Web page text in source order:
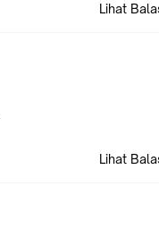
Lihat
Lihat